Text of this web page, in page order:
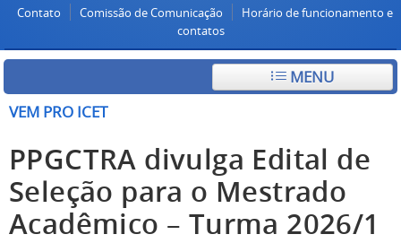
Contato Comissão de Comunicação
Horário de funcionamento e
contatos
MENU
VEM PRO ICET
PPGCTRA divulga Edital de
Seleção para o Mestrado
Acadêmico – Turma 2026/1